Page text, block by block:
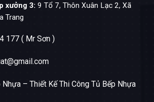
xưởng 3: 9 Tổ 7, Thôn Xuân Lạc 2, Xã
Trang
177 ( Mr Sơn )
Nhựa – Thiết Kế Thi Công Tủ Bếp Nhựa